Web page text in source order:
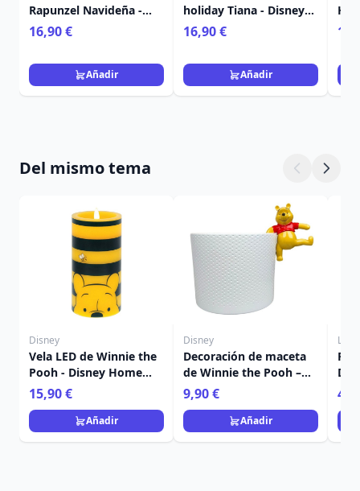
Rapunzel Navideña -
Disney Princese
16,90 €
Añadir
holiday Tiana - Disney
Princess
16,90 €
Añadir
Del mismo tema
Disney
Vela LED de Winnie the
Pooh - Disney Home
Frangrance Collection
15,90 €
Añadir
Disney
Decoración de maceta
de Winnie the Pooh –
Disney
9,90 €
Añadir
Pin